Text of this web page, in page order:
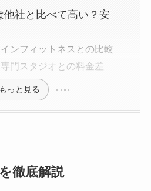
他社と比べて高い？安
ンフィットネスとの比較
門スタジオとの料金差
もっと見る
徹底解説